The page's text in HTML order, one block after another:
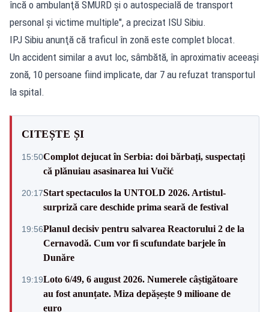
încă o ambulanţă SMURD şi o autospecială de transport
personal şi victime multiple", a precizat ISU Sibiu.
IPJ Sibiu anunţă că traficul în zonă este complet blocat.
Un accident similar a avut loc, sâmbătă, în aproximativ aceeaşi
zonă, 10 persoane fiind implicate, dar 7 au refuzat transportul
la spital.
CITEȘTE ȘI
15:50Complot dejucat în Serbia: doi bărbați, suspectați
că plănuiau asasinarea lui Vučić
20:17Start spectaculos la UNTOLD 2026. Artistul-
surpriză care deschide prima seară de festival
19:56Planul decisiv pentru salvarea Reactorului 2 de la
Cernavodă. Cum vor fi scufundate barjele în
Dunăre
19:19Loto 6/49, 6 august 2026. Numerele câștigătoare
au fost anunțate. Miza depășește 9 milioane de
euro